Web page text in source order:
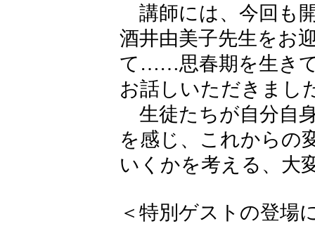
講師には、今回も
酒井由美子先生をお
て……思春期を生き
お話しいただきまし
生徒たちが自分自
を感じ、これからの
いくかを考える、大
＜特別ゲストの登場